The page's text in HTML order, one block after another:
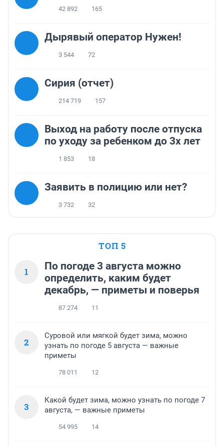
42 892 165
Дырявый оператор Нужен!
3 544 72
Сирия (отчет)
214 719 157
Выход на работу после отпуска
по уходу за ребенком до 3х лет
1 853 18
Заявить в полицию или нет?
3 732 32
ТОП 5
1
По погоде 3 августа можно
определить, каким будет
декабрь, — приметы и поверья
87 274 11
2
Суровой или мягкой будет зима, можно
узнать по погоде 5 августа — важные
приметы
78 011 12
3
Какой будет зима, можно узнать по погоде 7
августа, — важные приметы
54 995 14